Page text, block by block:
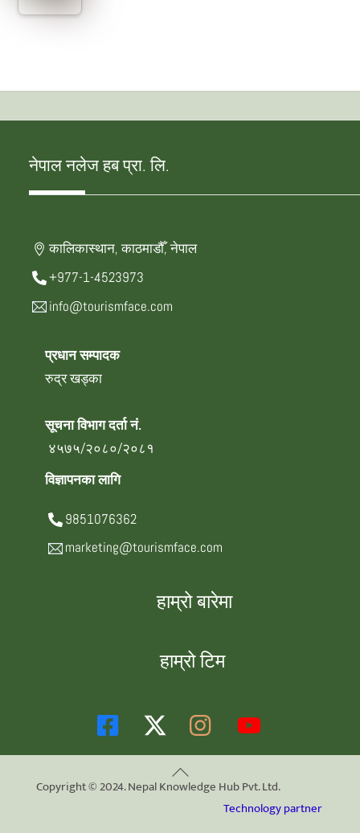
नेपाल नलेज हब प्रा. लि.
कालिकास्थान, काठमाडौँ, नेपाल
+977-1-4523973
info@tourismface.com
प्रधान सम्पादक
रुद्र खड्का
सूचना विभाग दर्ता नं.
४५७५/२०८०/२०८१
विज्ञापनका लागि
9851076362
marketing@tourismface.com
हाम्रो बारेमा
हाम्रो टिम
Back
To
Copyright © 2024. Nepal Knowledge Hub Pvt. Ltd.
Technology partner